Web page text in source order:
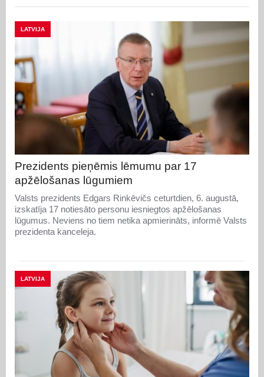
LATVIJA
Prezidents pieņēmis lēmumu par 17
apžēlošanas lūgumiem
Valsts prezidents Edgars Rinkēvičs ceturtdien, 6. augustā,
izskatīja 17 notiesāto personu iesniegtos apžēlošanas
lūgumus. Neviens no tiem netika apmierināts, informē Valsts
prezidenta kanceleja.
LATVIJA